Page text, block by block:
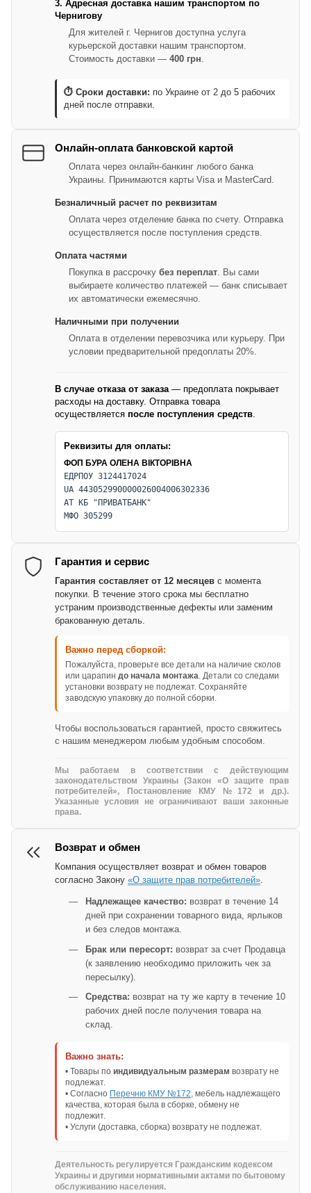
3. Адресная доставка нашим транспортом по
Чернигову
Для жителей г. Чернигов доступна услуга
курьерской доставки нашим транспортом.
Стоимость доставки — 400 грн.
⏱ Сроки доставки: по Украине от 2 до 5 рабочих
дней после отправки.
Онлайн-оплата банковской картой
Оплата через онлайн-банкинг любого банка
Украины. Принимаются карты Visa и MasterCard.
Безналичный расчет по реквизитам
Оплата через отделение банка по счету. Отправка
осуществляется после поступления средств.
Оплата частями
Покупка в рассрочку без переплат. Вы сами
выбираете количество платежей — банк списывает
их автоматически ежемесячно.
Наличными при получении
Оплата в отделении перевозчика или курьеру. При
условии предварительной предоплаты 20%.
В случае отказа от заказа— предоплата покрывает
расходы на доставку. Отправка товара
осуществляется после поступления средств.
Реквизиты для оплаты:
ФОП БУРА ОЛЕНА ВІКТОРІВНА
ЕДРПОУ 3124417024
UA 443052990000026004006302336
АТ КБ "ПРИВАТБАНК"
МФО 305299
Гарантия и сервис
Гарантия составляет от 12 месяцев с момента
покупки. В течение этого срока мы бесплатно
устраним производственные дефекты или заменим
бракованную деталь.
Важно перед сборкой:
Пожалуйста, проверьте все детали на наличие сколов
или царапин до начала монтажа. Детали со следами
установки возврату не подлежат. Сохраняйте
заводскую упаковку до полной сборки.
Чтобы воспользоваться гарантией, просто свяжитесь
с нашим менеджером любым удобным способом.
Мы работаем в соответствии с действующим
законодательством Украины (Закон «О защите прав
потребителей», Постановление КМУ №172 и др.).
Указанные условия не ограничивают ваши законные
права.
Возврат и обмен
Компания осуществляет возврат и обмен товаров
согласно Закону «О защите прав потребителей».
Надлежащее качество: возврат в течение 14
дней при сохранении товарного вида, ярлыков
и без следов монтажа.
Брак или пересорт: возврат за счет Продавца
(к заявлению необходимо приложить чек за
пересылку).
Средства: возврат на ту же карту в течение 10
рабочих дней после получения товара на
склад.
Важно знать:
• Товары по индивидуальным размерам возврату не
подлежат.
• Согласно Перечню КМУ №172, мебель надлежащего
качества, которая была в сборке, обмену не
подлежит.
• Услуги (доставка, сборка) возврату не подлежат.
Деятельность регулируется Гражданским кодексом
Украины и другими нормативными актами по бытовому
обслуживанию населения.